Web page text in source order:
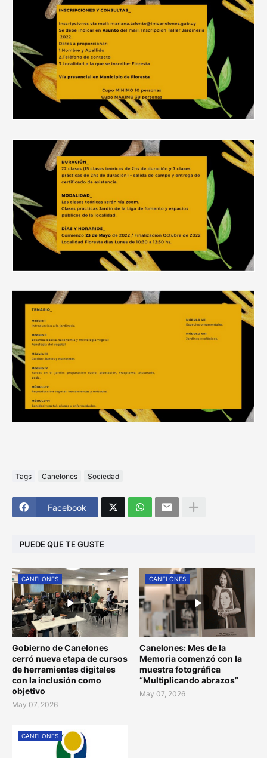
Tags Canelones Sociedad
Facebook
PUEDE QUE TE GUSTE
CANELONES
Gobierno de Canelones
cerró nueva etapa de cursos
de herramientas digitales
con la inclusión como
objetivo
May 07, 2026
CANELONES
Canelones: Mes de la
Memoria comenzó con la
muestra fotográfica
“Multiplicando abrazos”
May 07, 2026
CANELONES